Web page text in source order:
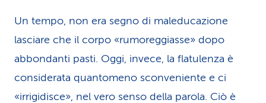
o
Un tempo, non era segno di maleducazione
lasciare che il corpo «rumoreggiasse» dopo
abbondanti pasti. Oggi, invece, la flatulenza è
considerata quantomeno sconveniente e ci
«irrigidisce», nel vero senso della parola. Ciò è